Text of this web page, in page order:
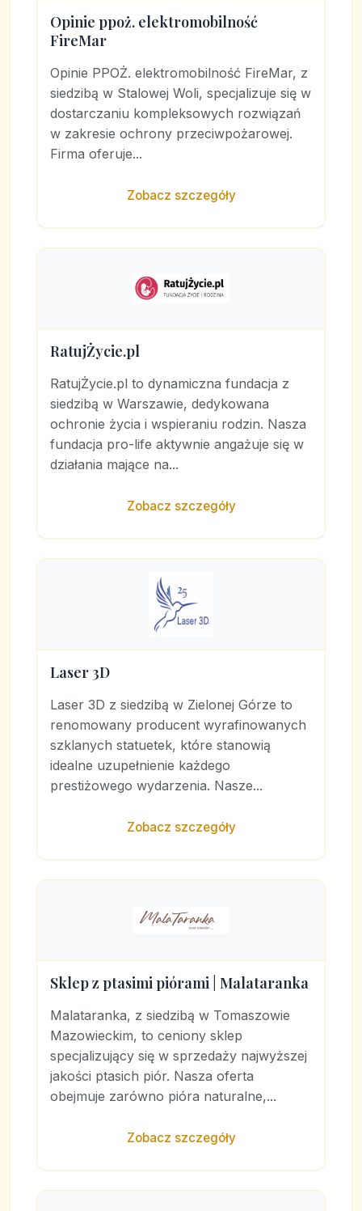
Opinie ppoż. elektromobilność
FireMar
Opinie PPOŻ. elektromobilność FireMar, z
siedzibą w Stalowej Woli, specjalizuje się w
dostarczaniu kompleksowych rozwiązań
w zakresie ochrony przeciwpożarowej.
Firma oferuje...
Zobacz szczegóły
RatujŻycie.pl
RatujŻycie.pl to dynamiczna fundacja z
siedzibą w Warszawie, dedykowana
ochronie życia i wspieraniu rodzin. Nasza
fundacja pro-life aktywnie angażuje się w
działania mające na...
Zobacz szczegóły
Laser 3D
Laser 3D z siedzibą w Zielonej Górze to
renomowany producent wyrafinowanych
szklanych statuetek, które stanowią
idealne uzupełnienie każdego
prestiżowego wydarzenia. Nasze...
Zobacz szczegóły
Sklep z ptasimi piórami | Malataranka
Malataranka, z siedzibą w Tomaszowie
Mazowieckim, to ceniony sklep
specjalizujący się w sprzedaży najwyższej
jakości ptasich piór. Nasza oferta
obejmuje zarówno pióra naturalne,...
Zobacz szczegóły